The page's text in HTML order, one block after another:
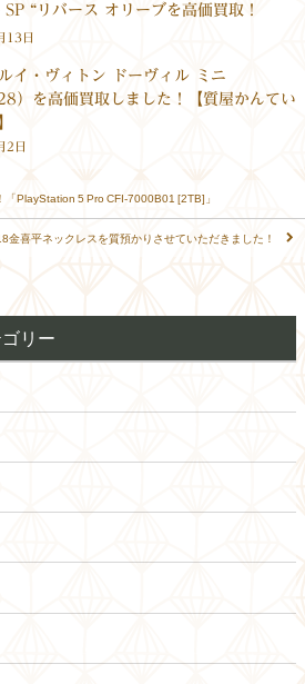
“リバース オリーブを高価買取！
13日
ルイ・ヴィトン ドーヴィル ミニ
）を高価買取しました！【質屋かんてい
2日
「PlayStation 5 Pro CFI-7000B01 [2TB]」
金喜平ネックレスを質預かりさせていただきました！
リー